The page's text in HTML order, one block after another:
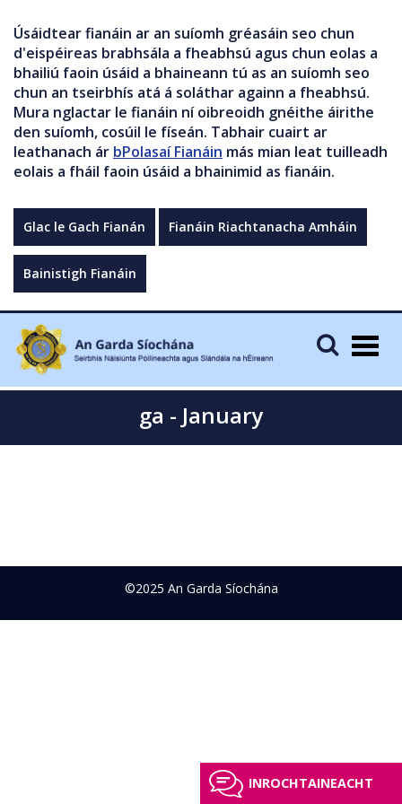
Úsáidtear fianáin ar an suíomh gréasáin seo chun
d'eispéireas brabhsála a fheabhsú agus chun eolas a
bhailiú faoin úsáid a bhaineann tú as an suíomh seo
chun an tseirbhís atá á soláthar againn a fheabhsú.
Mura nglactar le fianáin ní oibreoidh gnéithe áirithe
den suíomh, cosúil le físeán. Tabhair cuairt ar
leathanach ár bPolasaí Fianáin más mian leat tuilleadh
eolais a fháil faoin úsáid a bhainimid as fianáin.
Glac le Gach Fianán Fianáin Riachtanacha Amháin
Bainistigh Fianáin
ga - January
©2025 An Garda Síochána
INROCHTAINEACHT